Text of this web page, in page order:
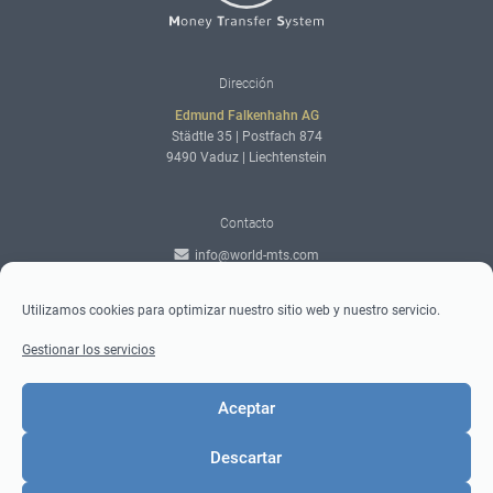
Utilizamos cookies para optimizar nuestro sitio web y nuestro servicio.
Gestionar los servicios
Aceptar
Descartar
Dirección
Edmund Falkenhahn AG
Städtle 35 | Postfach 874
9490 Vaduz | Liechtenstein
Contacto
info@world-mts.com
Social-
Instagram
LinkedIn